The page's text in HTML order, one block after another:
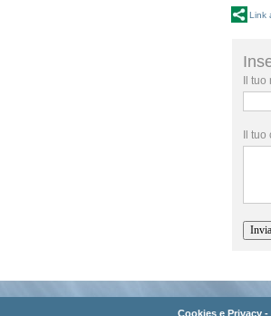
Link
Il tuo
Il tuo
Cookies e Privacy -